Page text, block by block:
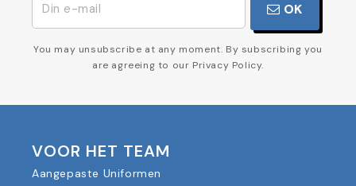
OK
You may unsubscribe at any moment. By subscribing you
are agreeing to our Privacy Policy.
VOOR HET TEAM
Aangepaste Uniformen